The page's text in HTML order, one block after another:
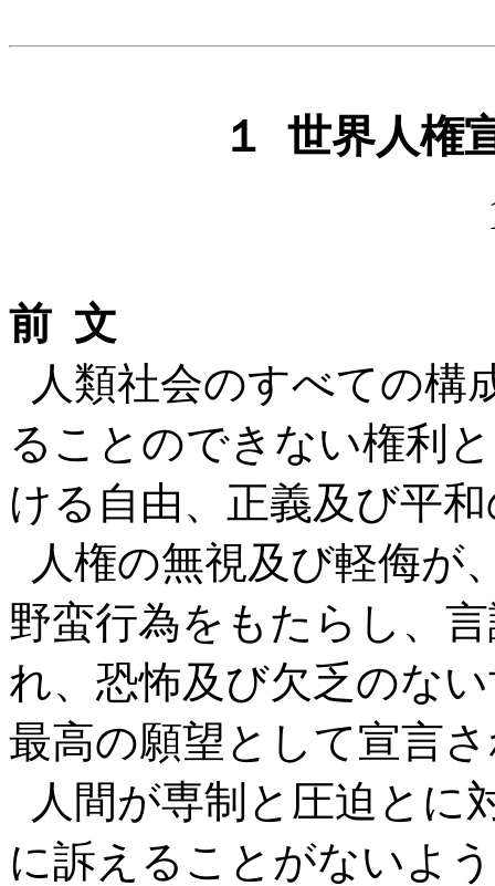
１ 世界人権
前 文
人類社会のすべての構
ることのできない権利
ける自由、正義及び平
人権の無視及び軽侮が
野蛮行為をもたらし、
れ、恐怖及び欠乏のな
最高の願望として宣言
人間が専制と圧迫とに
に訴えることがないよ